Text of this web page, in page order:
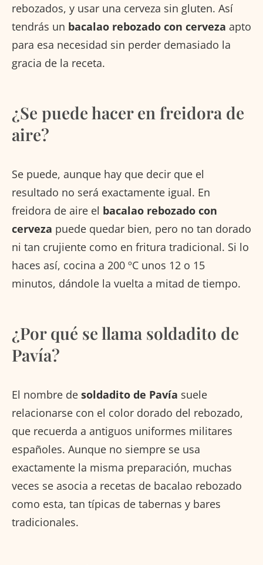
rebozados, y usar una cerveza sin gluten. Así
tendrás un bacalao rebozado con cerveza apto
para esa necesidad sin perder demasiado la
gracia de la receta.
¿Se puede hacer en freidora de
aire?
Se puede, aunque hay que decir que el
resultado no será exactamente igual. En
freidora de aire el bacalao rebozado con
cerveza puede quedar bien, pero no tan dorado
ni tan crujiente como en fritura tradicional. Si lo
haces así, cocina a 200 ºC unos 12 o 15
minutos, dándole la vuelta a mitad de tiempo.
¿Por qué se llama soldadito de
Pavía?
El nombre de soldadito de Pavía suele
relacionarse con el color dorado del rebozado,
que recuerda a antiguos uniformes militares
españoles. Aunque no siempre se usa
exactamente la misma preparación, muchas
veces se asocia a recetas de bacalao rebozado
como esta, tan típicas de tabernas y bares
tradicionales.